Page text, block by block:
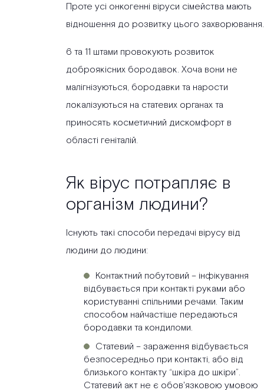
Проте усі онкогенні віруси сімейства мають
відношення до розвитку цього захворювання.
6 та 11 штами провокують розвиток
доброякісних бородавок. Хоча вони не
малігнізуються, бородавки та нарости
локалізуються на статевих органах та
приносять косметичний дискомфорт в
області геніталій.
Як вірус потрапляє в
організм людини?
Існують такі способи передачі вірусу від
людини до людини:
Контактний побутовий – інфікування
відбувається при контакті руками або
користуванні спільними речами. Таким
способом найчастіше передаються
бородавки та кондиломи.
Статевий – зараження відбувається
безпосередньо при контакті, або від
близького контакту “шкіра до шкіри”.
Статевий акт не є обов'язковою умовою